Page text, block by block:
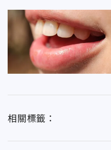
相關標籤：